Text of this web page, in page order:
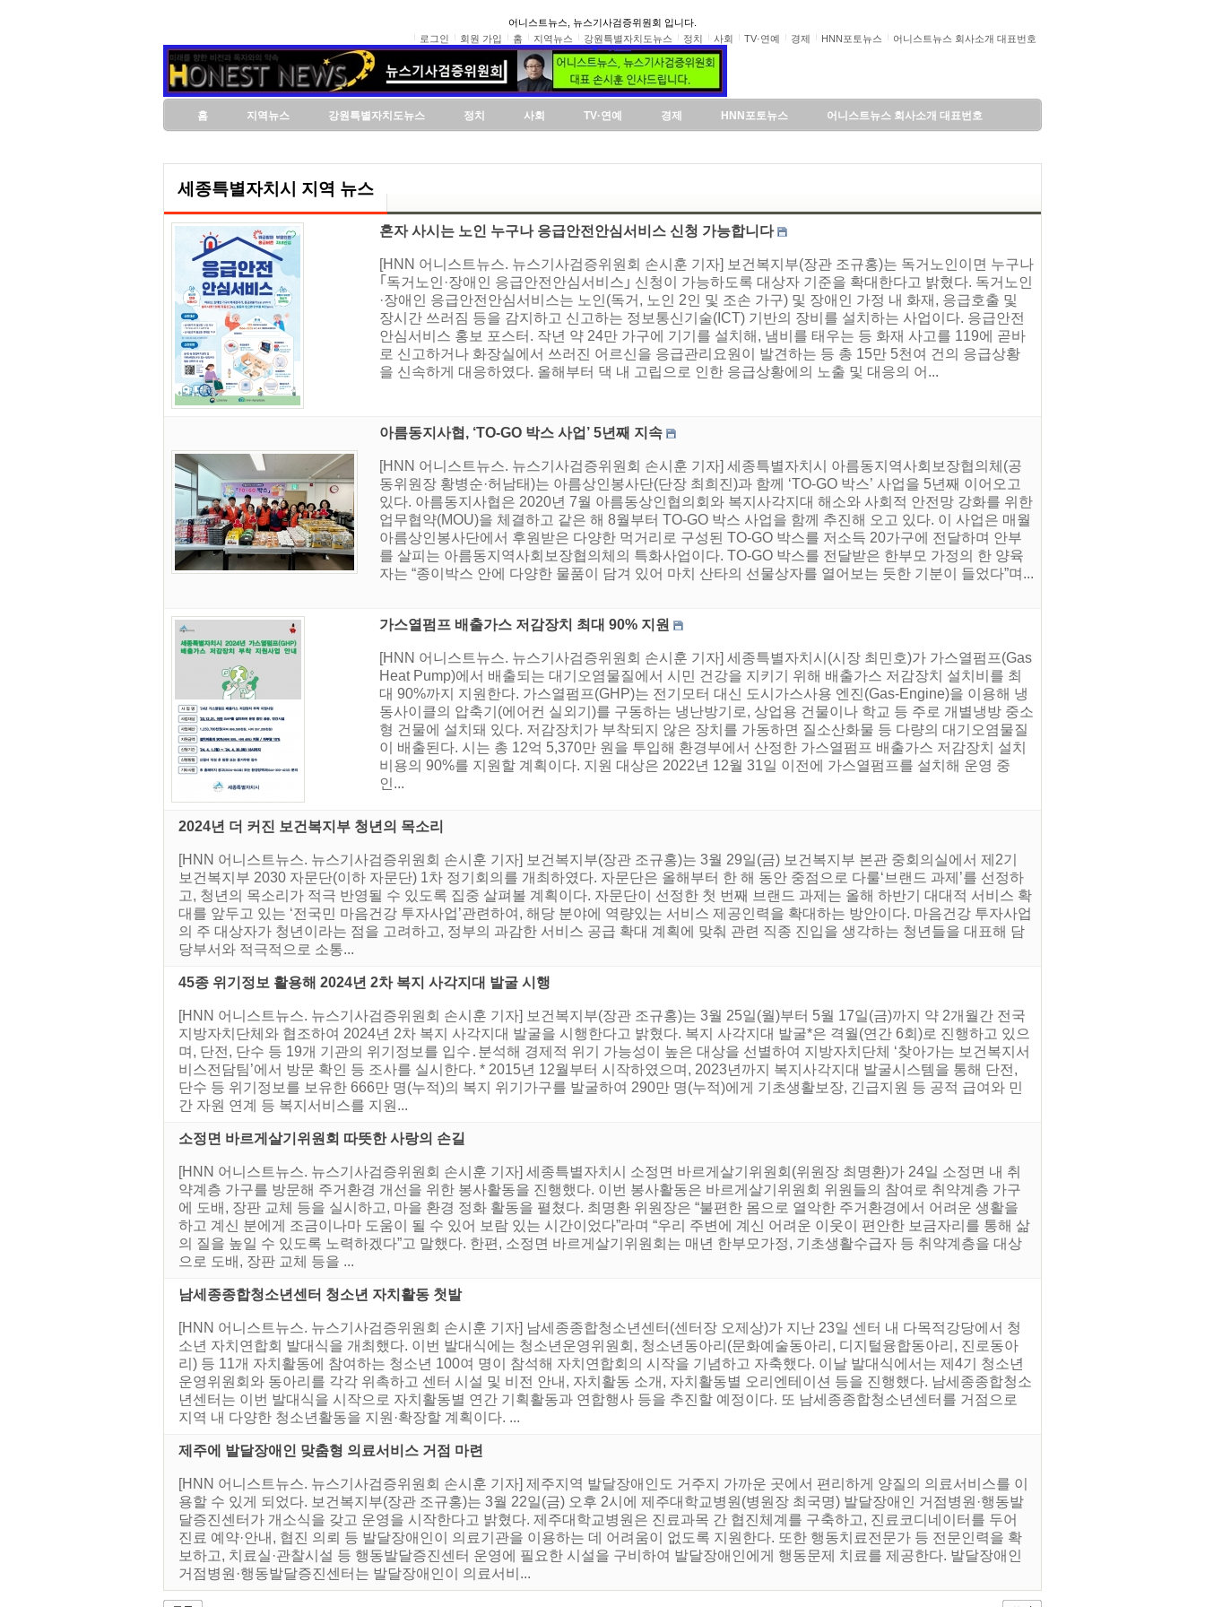
어니스트뉴스, 뉴스기사검증위원회 입니다.
로그인
회원 가입 홈 지역뉴스 강원특별자치도뉴스 정치 사회 TV·연예 경제 HNN포토뉴스 어니스트뉴스 회사소개 대표번호
홈 지역뉴스 강원특별자치도뉴스 정치 사회 TV·연예 경제 HNN포토뉴스 어니스트뉴스 회사소개 대표번호
세종특별자치시 지역 뉴스
혼자 사시는 노인 누구나 응급안전안심서비스 신청 가능합니다
[HNN 어니스트뉴스. 뉴스기사검증위원회 손시훈 기자] 보건복지부(장관 조규홍)는 독거노인이면 누구나
｢독거노인·장애인 응급안전안심서비스｣ 신청이 가능하도록 대상자 기준을 확대한다고 밝혔다. 독거노인
·장애인 응급안전안심서비스는 노인(독거, 노인 2인 및 조손 가구) 및 장애인 가정 내 화재, 응급호출 및
장시간 쓰러짐 등을 감지하고 신고하는 정보통신기술(ICT) 기반의 장비를 설치하는 사업이다. 응급안전
안심서비스 홍보 포스터. 작년 약 24만 가구에 기기를 설치해, 냄비를 태우는 등 화재 사고를 119에 곧바
로 신고하거나 화장실에서 쓰러진 어르신을 응급관리요원이 발견하는 등 총 15만 5천여 건의 응급상황
을 신속하게 대응하였다. 올해부터 댁 내 고립으로 인한 응급상황에의 노출 및 대응의 어...
아름동지사협, ‘TO-GO 박스 사업’ 5년째 지속
[HNN 어니스트뉴스. 뉴스기사검증위원회 손시훈 기자] 세종특별자치시 아름동지역사회보장협의체(공
동위원장 황병순·허남태)는 아름상인봉사단(단장 최희진)과 함께 ‘TO-GO 박스’ 사업을 5년째 이어오고
있다. 아름동지사협은 2020년 7월 아름동상인협의회와 복지사각지대 해소와 사회적 안전망 강화를 위한
업무협약(MOU)을 체결하고 같은 해 8월부터 TO-GO 박스 사업을 함께 추진해 오고 있다. 이 사업은 매월
아름상인봉사단에서 후원받은 다양한 먹거리로 구성된 TO-GO 박스를 저소득 20가구에 전달하며 안부
를 살피는 아름동지역사회보장협의체의 특화사업이다. TO-GO 박스를 전달받은 한부모 가정의 한 양육
자는 “종이박스 안에 다양한 물품이 담겨 있어 마치 산타의 선물상자를 열어보는 듯한 기분이 들었다”며...
가스열펌프 배출가스 저감장치 최대 90% 지원
[HNN 어니스트뉴스. 뉴스기사검증위원회 손시훈 기자] 세종특별자치시(시장 최민호)가 가스열펌프(Gas
Heat Pump)에서 배출되는 대기오염물질에서 시민 건강을 지키기 위해 배출가스 저감장치 설치비를 최
대 90%까지 지원한다. 가스열펌프(GHP)는 전기모터 대신 도시가스사용 엔진(Gas-Engine)을 이용해 냉
동사이클의 압축기(에어컨 실외기)를 구동하는 냉난방기로, 상업용 건물이나 학교 등 주로 개별냉방 중소
형 건물에 설치돼 있다. 저감장치가 부착되지 않은 장치를 가동하면 질소산화물 등 다량의 대기오염물질
이 배출된다. 시는 총 12억 5,370만 원을 투입해 환경부에서 산정한 가스열펌프 배출가스 저감장치 설치
비용의 90%를 지원할 계획이다. 지원 대상은 2022년 12월 31일 이전에 가스열펌프를 설치해 운영 중
인...
2024년 더 커진 보건복지부 청년의 목소리
[HNN 어니스트뉴스. 뉴스기사검증위원회 손시훈 기자] 보건복지부(장관 조규홍)는 3월 29일(금) 보건복지부 본관 중회의실에서 제2기
보건복지부 2030 자문단(이하 자문단) 1차 정기회의를 개최하였다. 자문단은 올해부터 한 해 동안 중점으로 다룰‘브랜드 과제’를 선정하
고, 청년의 목소리가 적극 반영될 수 있도록 집중 살펴볼 계획이다. 자문단이 선정한 첫 번째 브랜드 과제는 올해 하반기 대대적 서비스 확
대를 앞두고 있는 ‘전국민 마음건강 투자사업’관련하여, 해당 분야에 역량있는 서비스 제공인력을 확대하는 방안이다. 마음건강 투자사업
의 주 대상자가 청년이라는 점을 고려하고, 정부의 과감한 서비스 공급 확대 계획에 맞춰 관련 직종 진입을 생각하는 청년들을 대표해 담
당부서와 적극적으로 소통...
45종 위기정보 활용해 2024년 2차 복지 사각지대 발굴 시행
[HNN 어니스트뉴스. 뉴스기사검증위원회 손시훈 기자] 보건복지부(장관 조규홍)는 3월 25일(월)부터 5월 17일(금)까지 약 2개월간 전국
지방자치단체와 협조하여 2024년 2차 복지 사각지대 발굴을 시행한다고 밝혔다. 복지 사각지대 발굴*은 격월(연간 6회)로 진행하고 있으
며, 단전, 단수 등 19개 기관의 위기정보를 입수․분석해 경제적 위기 가능성이 높은 대상을 선별하여 지방자치단체 ‘찾아가는 보건복지서
비스전담팀’에서 방문 확인 등 조사를 실시한다. * 2015년 12월부터 시작하였으며, 2023년까지 복지사각지대 발굴시스템을 통해 단전,
단수 등 위기정보를 보유한 666만 명(누적)의 복지 위기가구를 발굴하여 290만 명(누적)에게 기초생활보장, 긴급지원 등 공적 급여와 민
간 자원 연계 등 복지서비스를 지원...
소정면 바르게살기위원회 따뜻한 사랑의 손길
[HNN 어니스트뉴스. 뉴스기사검증위원회 손시훈 기자] 세종특별자치시 소정면 바르게살기위원회(위원장 최명환)가 24일 소정면 내 취
약계층 가구를 방문해 주거환경 개선을 위한 봉사활동을 진행했다. 이번 봉사활동은 바르게살기위원회 위원들의 참여로 취약계층 가구
에 도배, 장판 교체 등을 실시하고, 마을 환경 정화 활동을 펼쳤다. 최명환 위원장은 “불편한 몸으로 열악한 주거환경에서 어려운 생활을
하고 계신 분에게 조금이나마 도움이 될 수 있어 보람 있는 시간이었다”라며 “우리 주변에 계신 어려운 이웃이 편안한 보금자리를 통해 삶
의 질을 높일 수 있도록 노력하겠다”고 말했다. 한편, 소정면 바르게살기위원회는 매년 한부모가정, 기초생활수급자 등 취약계층을 대상
으로 도배, 장판 교체 등을 ...
남세종종합청소년센터 청소년 자치활동 첫발
[HNN 어니스트뉴스. 뉴스기사검증위원회 손시훈 기자] 남세종종합청소년센터(센터장 오제상)가 지난 23일 센터 내 다목적강당에서 청
소년 자치연합회 발대식을 개최했다. 이번 발대식에는 청소년운영위원회, 청소년동아리(문화예술동아리, 디지털융합동아리, 진로동아
리) 등 11개 자치활동에 참여하는 청소년 100여 명이 참석해 자치연합회의 시작을 기념하고 자축했다. 이날 발대식에서는 제4기 청소년
운영위원회와 동아리를 각각 위촉하고 센터 시설 및 비전 안내, 자치활동 소개, 자치활동별 오리엔테이션 등을 진행했다. 남세종종합청소
년센터는 이번 발대식을 시작으로 자치활동별 연간 기획활동과 연합행사 등을 추진할 예정이다. 또 남세종종합청소년센터를 거점으로
지역 내 다양한 청소년활동을 지원·확장할 계획이다. ...
제주에 발달장애인 맞춤형 의료서비스 거점 마련
[HNN 어니스트뉴스. 뉴스기사검증위원회 손시훈 기자] 제주지역 발달장애인도 거주지 가까운 곳에서 편리하게 양질의 의료서비스를 이
용할 수 있게 되었다. 보건복지부(장관 조규홍)는 3월 22일(금) 오후 2시에 제주대학교병원(병원장 최국명) 발달장애인 거점병원·행동발
달증진센터가 개소식을 갖고 운영을 시작한다고 밝혔다. 제주대학교병원은 진료과목 간 협진체계를 구축하고, 진료코디네이터를 두어
진료 예약·안내, 협진 의뢰 등 발달장애인이 의료기관을 이용하는 데 어려움이 없도록 지원한다. 또한 행동치료전문가 등 전문인력을 확
보하고, 치료실·관찰시설 등 행동발달증진센터 운영에 필요한 시설을 구비하여 발달장애인에게 행동문제 치료를 제공한다. 발달장애인
거점병원·행동발달증진센터는 발달장애인이 의료서비...